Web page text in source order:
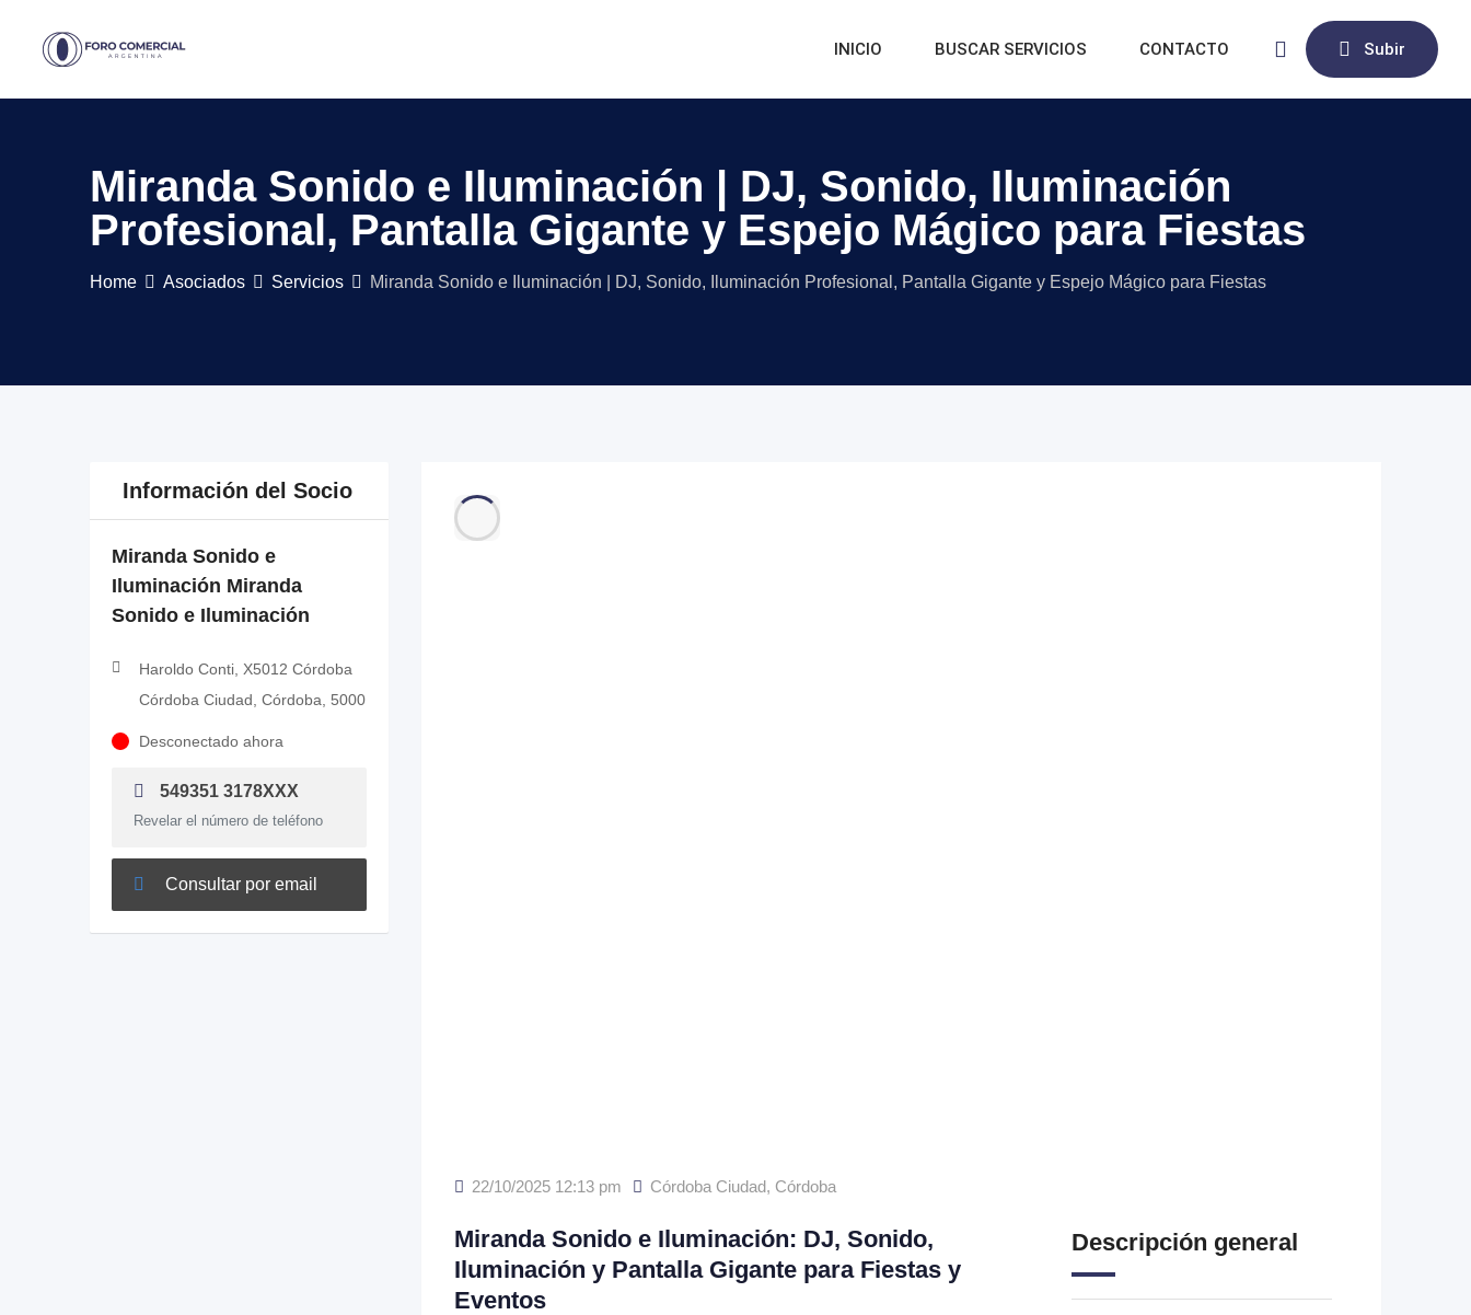
Subir
INICIO BUSCAR SERVICIOS CONTACTO
Miranda Sonido e Iluminación | DJ, Sonido, Iluminación
Profesional, Pantalla Gigante y Espejo Mágico para Fiestas
Home Asociados Servicios Miranda Sonido e Iluminación | DJ, Sonido, Iluminación Profesional, Pantalla Gigante y Espejo Mágico para Fiestas
Información del Socio
Miranda Sonido e
Iluminación Miranda
Sonido e Iluminación
Haroldo Conti, X5012 Córdoba
Córdoba Ciudad, Córdoba, 5000
Desconectado ahora
549351 3178XXX
Revelar el número de teléfono
Consultar por email
22/10/2025 12:13 pm Córdoba Ciudad, Córdoba
Miranda Sonido e Iluminación: DJ, Sonido,
Iluminación y Pantalla Gigante para Fiestas y
Eventos
Descripción general